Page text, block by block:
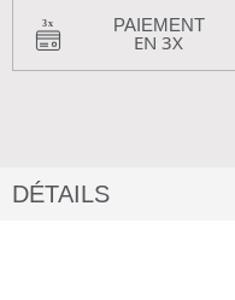
PAIEMENT
EN 3X
DÉTAILS